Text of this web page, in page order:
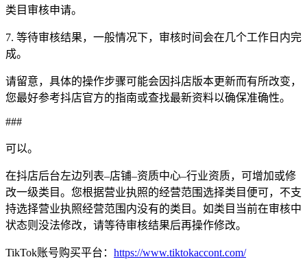
类目审核申请。
7. 等待审核结果，一般情况下，审核时间会在几个工作日内完
成。
请留意，具体的操作步骤可能会因抖店版本更新而有所改变，
您最好参考抖店官方的指南或查找最新资料以确保准确性。
###
可以。
在抖店后台左边列表–店铺–资质中心–行业资质，可增加或修
改一级类目。您根据营业执照的经营范围选择类目便可，不支
持选择营业执照经营范围内没有的类目。如类目当前在审核中
状态则没法修改，请等待审核结果后再操作修改。
TikTok账号购买平台： https://www.tiktokaccont.com/